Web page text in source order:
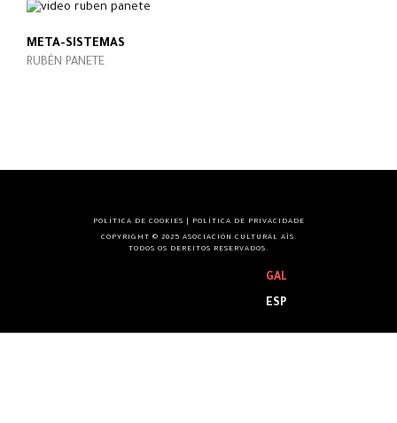
META-SISTEMAS
RUBÉN PANETE
GAL
ESP
POLÍTICA DE COOKIES
POLÍTICA DE PRIVACIDADE
COPYRIGHT © 2025 ASOCIACIÓN CULTURAL AÏS.
TODOS OS DEREITOS RESERVADOS.